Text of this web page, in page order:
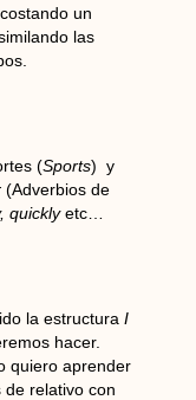
un
las
(Sports) y
(Adverbios de
quicklyetc…
la estructura I
hacer.
quiero aprender
relativo con